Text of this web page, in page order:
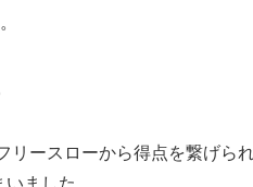
ースローから得点を繋げら
ました。